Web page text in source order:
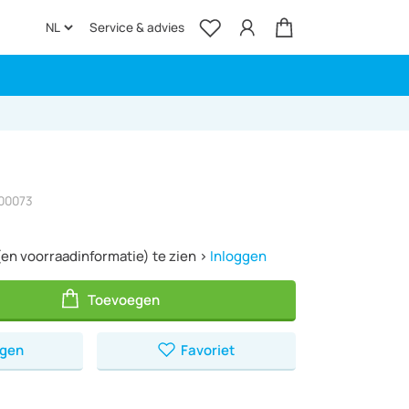
Service & advies
voorraadinformatie) te zien > Inloggen
Toevoegen
Favoriet